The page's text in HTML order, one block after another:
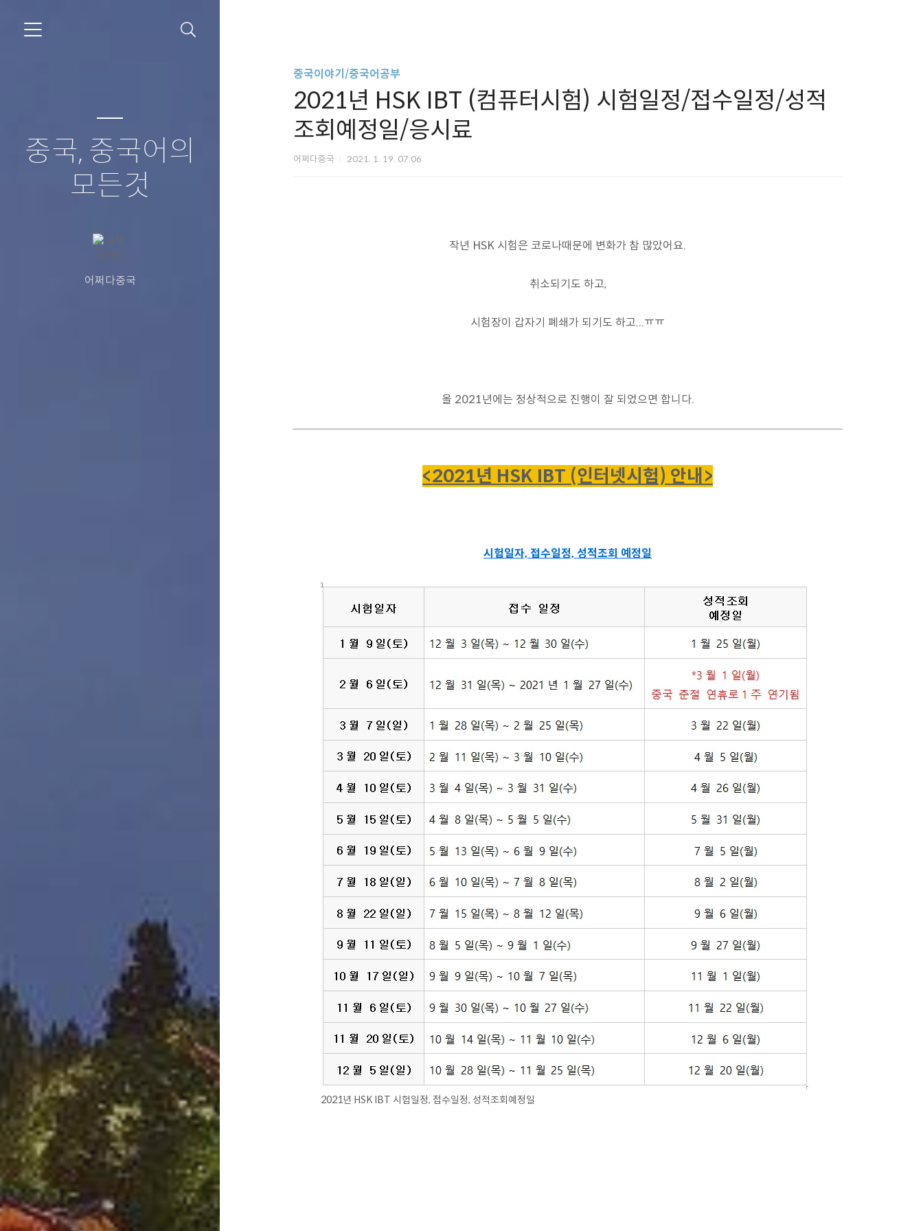
중국, 중국어의
모든것
어쩌다중국
중국이야기/중국어공부
2021년 HSK IBT (컴퓨터시험) 시험일정/접수일정/성적
조회예정일/응시료
어쩌다중국 2021. 1. 19. 07:06
작년 HSK 시험은 코로나때문에 변화가 참 많았어요.
취소되기도 하고,
시험장이 갑자기 폐쇄가 되기도 하고...ㅠㅠ
올 2021년에는 정상적으로 진행이 잘 되었으면 합니다.
<2021년 HSK IBT (인터넷시험) 안내>
시험일자, 접수일정, 성적조회 예정일
2021년 HSK IBT 시험일정, 접수일정, 성적조회예정일